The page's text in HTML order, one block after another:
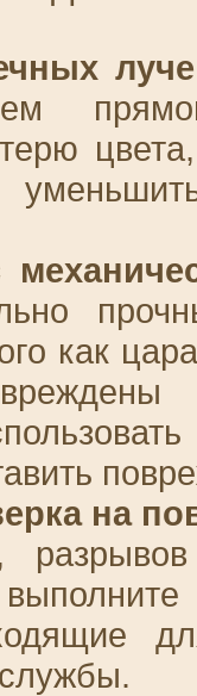
как
на